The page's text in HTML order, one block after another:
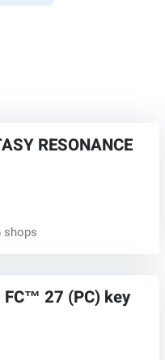
RESONANCE
shops
FC™ 27 (PC) key